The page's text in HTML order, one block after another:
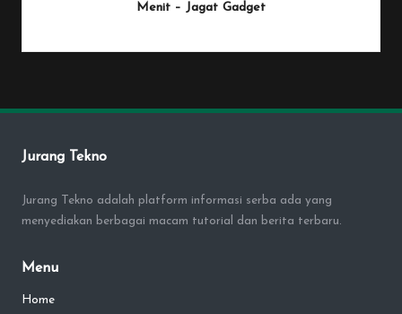
Menit – Jagat Gadget
by
Jurang Tekno
Jurang Tekno adalah platform informasi serba ada yang
menyediakan berbagai macam tutorial dan berita terbaru.
Menu
Home